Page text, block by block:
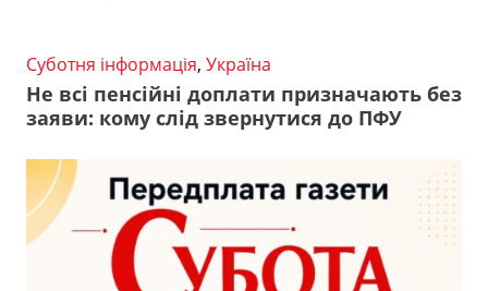
Суботня інформація, Україна
Не всі пенсійні доплати призначають без
заяви: кому слід звернутися до ПФУ